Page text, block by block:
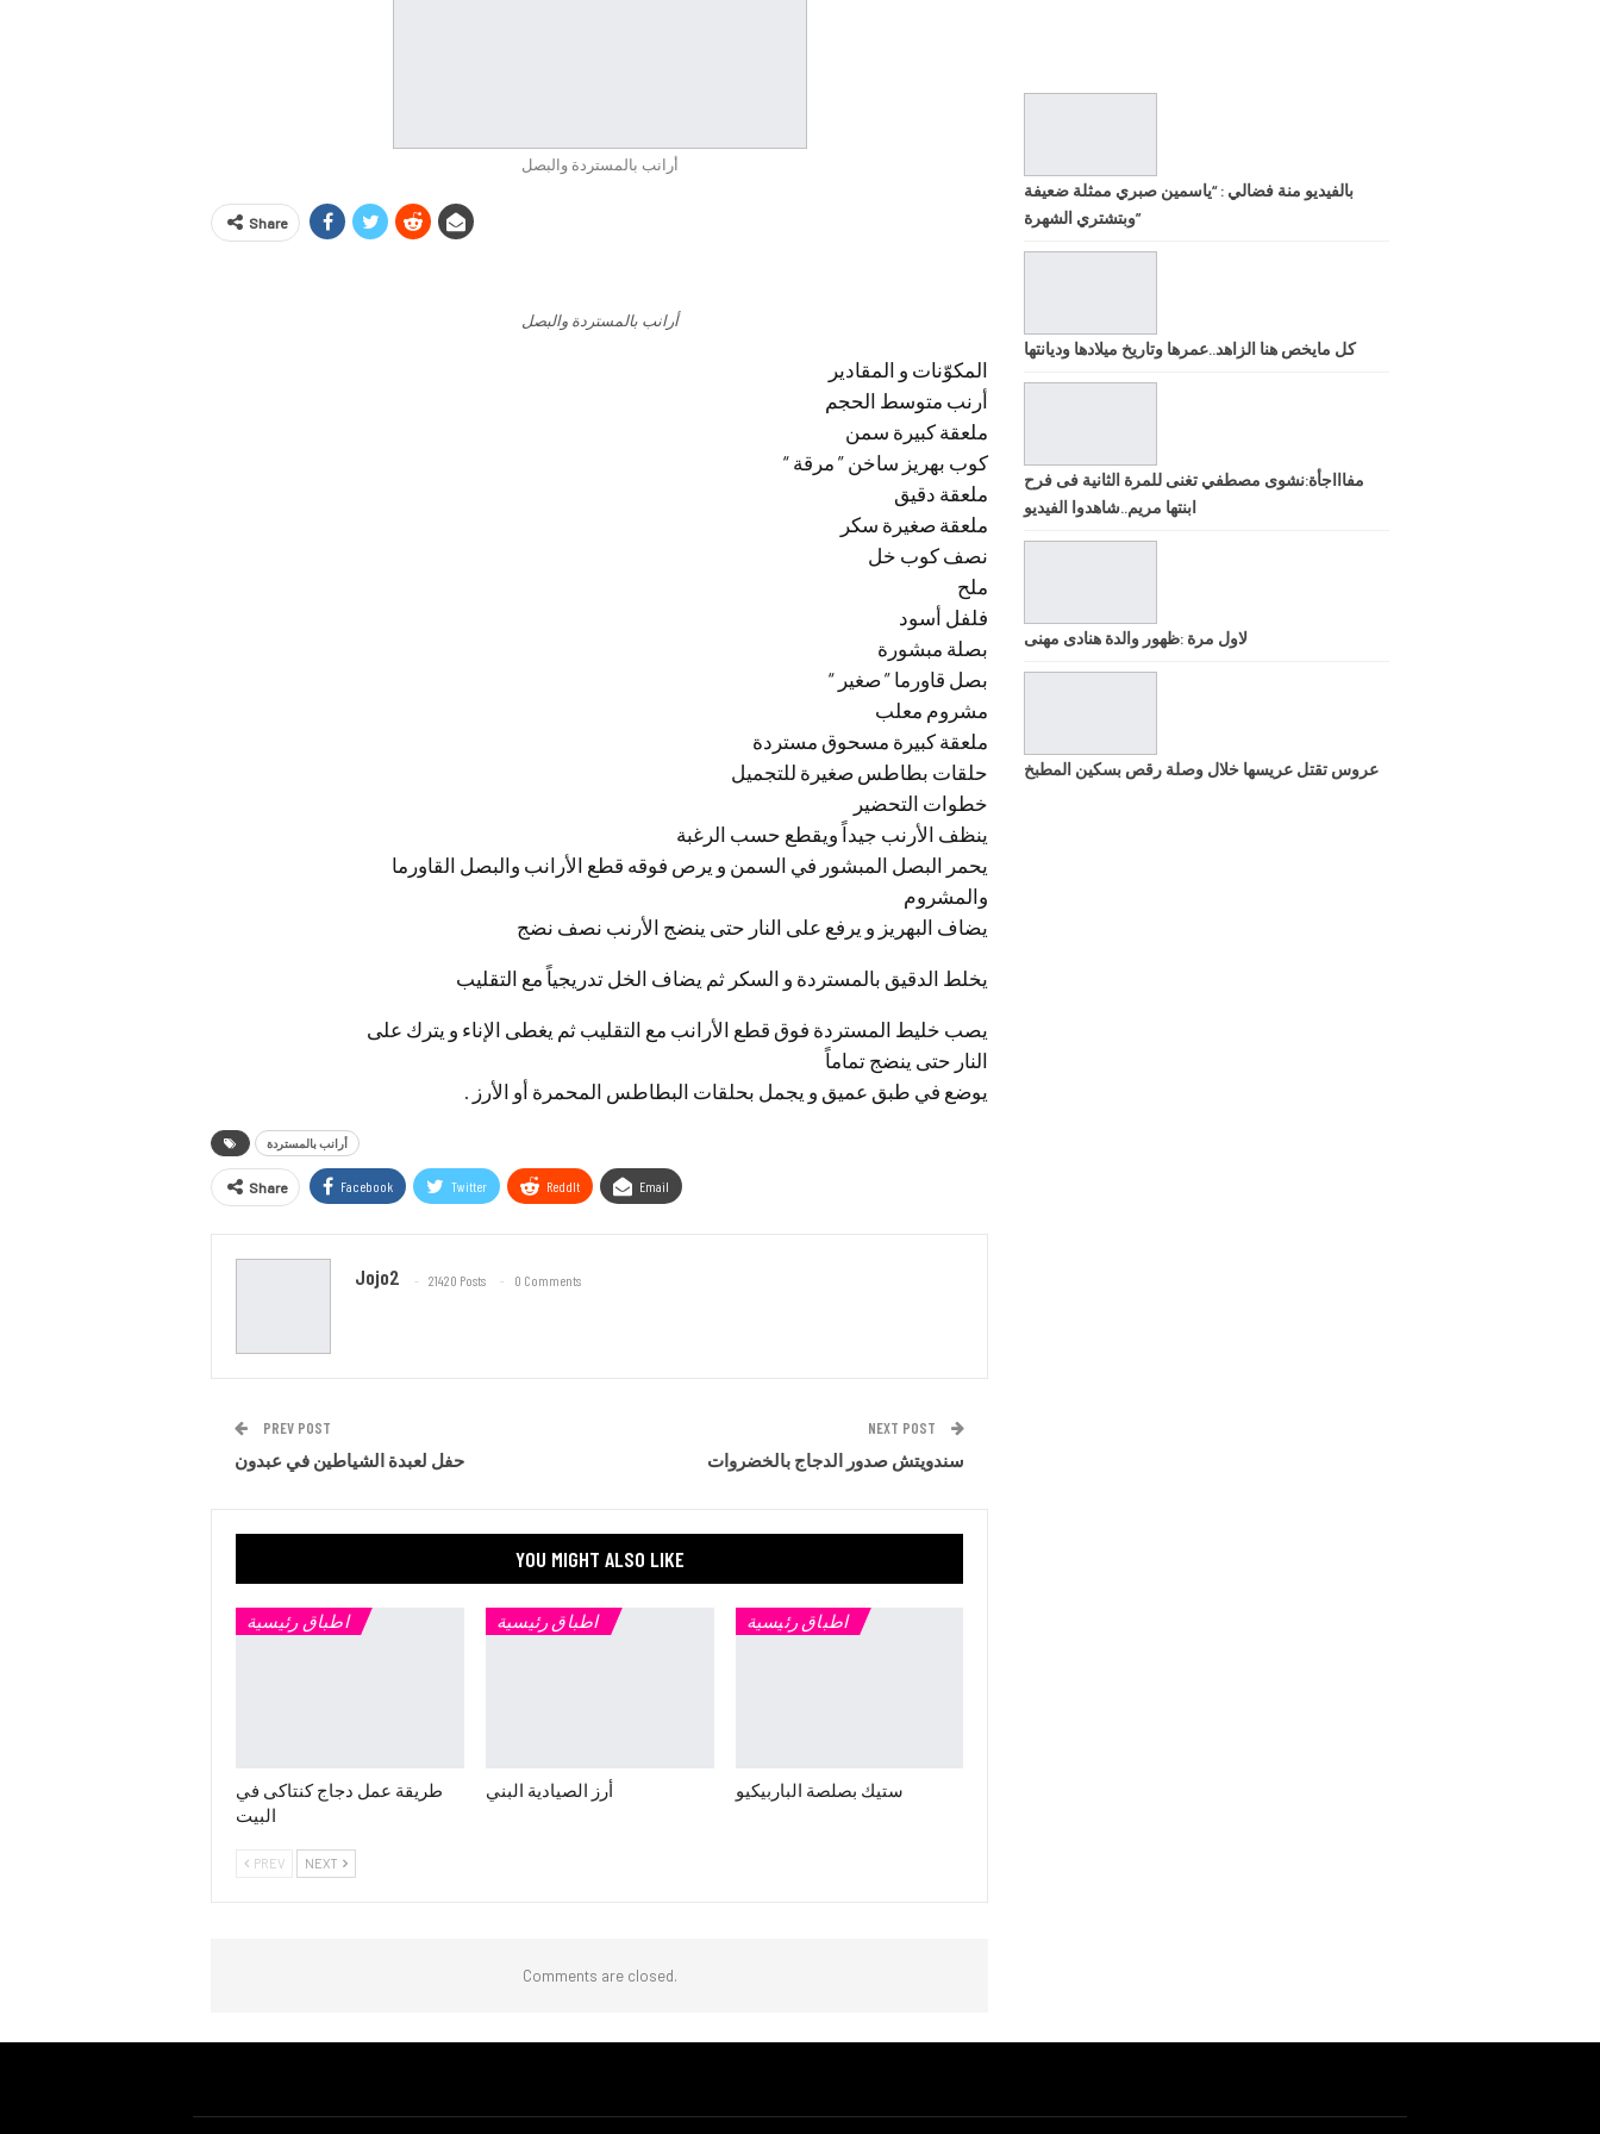
أرانب بالمستردة والبصل
Share
أرانب بالمستردة والبصل
المكوّنات و المقادير
أرنب متوسط الحجم
ملعقة كبيرة سمن
كوب بهريز ساخن ” مرقة “
ملعقة دقيق
ملعقة صغيرة سكر
نصف كوب خل
ملح
فلفل أسود
بصلة مبشورة
بصل قاورما ” صغير “
مشروم معلب
ملعقة كبيرة مسحوق مستردة
حلقات بطاطس صغيرة للتجميل
خطوات التحضير
ينظف الأرنب جيداً ويقطع حسب الرغبة
يحمر البصل المبشور في السمن و يرص فوقه قطع الأرانب والبصل القاورما
والمشروم
يضاف البهريز و يرفع على النار حتى ينضج الأرنب نصف نضج
يخلط الدقيق بالمستردة و السكر ثم يضاف الخل تدريجياً مع التقليب
يصب خليط المستردة فوق قطع الأرانب مع التقليب ثم يغطى الإناء و يترك على
النار حتى ينضج تماماً
يوضع في طبق عميق و يجمل بحلقات البطاطس المحمرة أو الأرز .
أرانب بالمستردة
Share Facebook Twitter ReddIt Email
Jojo2 21420 Posts 0 Comments
PREV POST
حفل لعبدة الشياطين في عبدون
NEXT POST
سندويتش صدور الدجاج بالخضروات
YOU MIGHT ALSO LIKE
اطباق رئيسية
طريقة عمل دجاج كنتاكى في
البيت
اطباق رئيسية
أرز الصيادية البني
اطباق رئيسية
ستيك بصلصة الباربيكيو
PREV NEXT
Comments are closed.
بالفيديو منة فضالي : “ياسمين صبري ممثلة ضعيفة
وبتشتري الشهرة”
كل مايخص هنا الزاهد..عمرها وتاريخ ميلادها وديانتها
مفاااجأة:نشوى مصطفي تغنى للمرة الثانية فى فرح
ابنتها مريم..شاهدوا الفيديو
لاول مرة :ظهور والدة هنادى مهنى
عروس تقتل عريسها خلال وصلة رقص بسكين المطبخ